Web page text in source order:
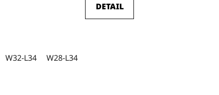
DETAIL
W32-L34 W28-L34